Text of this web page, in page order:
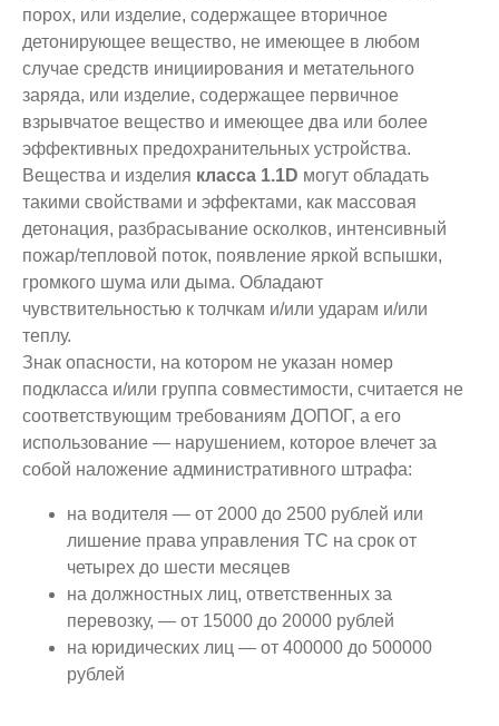
порох, или изделие, содержащее вторичное
детонирующее вещество, не имеющее в любом
случае средств инициирования и метательного
заряда, или изделие, содержащее первичное
взрывчатое вещество и имеющее два или более
эффективных предохранительных устройства.
Вещества и изделия класса 1.1D могут обладать
такими свойствами и эффектами, как массовая
детонация, разбрасывание осколков, интенсивный
пожар/тепловой поток, появление яркой вспышки,
громкого шума или дыма. Обладают
чувствительностью к толчкам и/или ударам и/или
теплу.
Знак опасности, на котором не указан номер
подкласса и/или группа совместимости, считается не
соответствующим требованиям ДОПОГ, а его
использование — нарушением, которое влечет за
собой наложение административного штрафа:
на водителя — от 2000 до 2500 рублей или
лишение права управления ТС на срок от
четырех до шести месяцев
на должностных лиц, ответственных за
перевозку, — от 15000 до 20000 рублей
на юридических лиц — от 400000 до 500000
рублей